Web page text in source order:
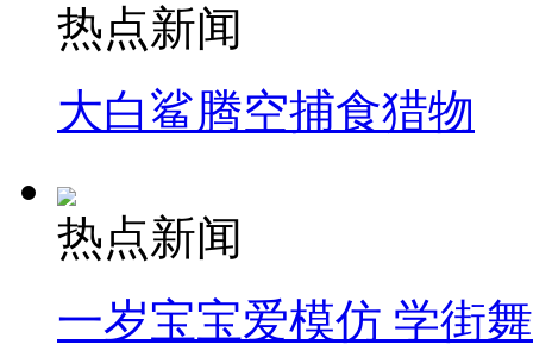
热点新闻
大白鲨腾空捕食猎物
热点新闻
一岁宝宝爱模仿 学街